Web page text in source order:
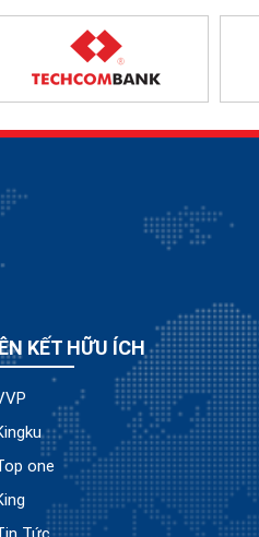
KẾT HỮU ÍCH
one